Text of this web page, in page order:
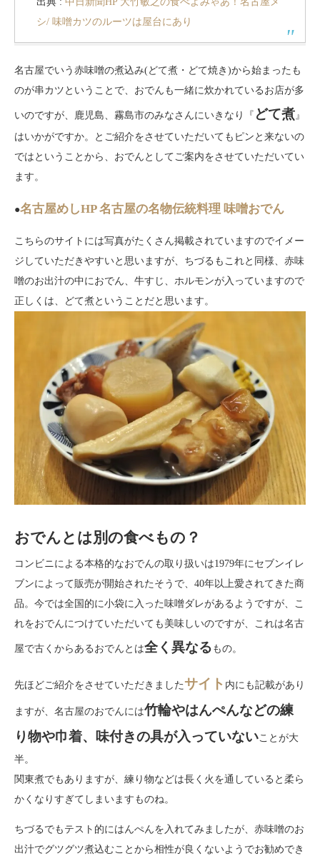
シ/ 味噌カツのルーツは屋台にあり
名古屋でいう赤味噌の煮込み(どて煮・どて焼き)から始まったも
のが串カツということで、おでんも一緒に炊かれているお店が多
いのですが、鹿児島、霧島市のみなさんにいきなり『 どて煮』
はいかがですか。とご紹介をさせていただいてもピンと来ないの
ではということから、おでんとしてご案内をさせていただいてい
ます。
●名古屋めしHP 名古屋の名物伝統料理 味噌おでん
こちらのサイトには写真がたくさん掲載されていますのでイメー
ジしていただきやすいと思いますが、ちづるもこれと同様、赤味
噌のお出汁の中におでん、牛すじ、ホルモンが入っていますので
正しくは、どて煮ということだと思います。
おでんとは別の食べもの？
コンビニによる本格的なおでんの取り扱いは1979年にセブンイレ
ブンによって販売が開始されたそうで、40年以上愛されてきた商
品。今では全国的に小袋に入った味噌ダレがあるようですが、こ
れをおでんにつけていただいても美味しいのですが、これは名古
屋で古くからあるおでんとは全く異なる もの。
先ほどご紹介をさせていただきましたサイト 内にも記載があり
ますが、名古屋のおでんには竹輪やはんぺんなどの練
り物や巾着、味付きの具が入っていないことが大
半。
関東煮でもありますが、練り物などは長く火を通していると柔ら
かくなりすぎてしまいますものね。
ちづるでもテスト的にはんぺんを入れてみましたが、赤味噌のお
出汁でグツグツ煮込むことから相性が良くないようでお勧めでき